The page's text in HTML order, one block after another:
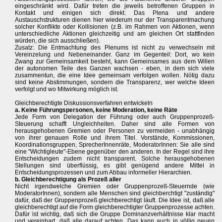
eingeschränkt wird. Dafür treten die jeweils betroffenen Gruppen in
Kontakt und einigen sich direkt. Das Plena und andere
Austauschstrukturen dienen hier wiederum nur der Transparentmachung
solcher Konflikte oder Kollisionen (z.B. im Rahmen von Aktionen, wenn
unterschiedliche Aktionen gleichzeitig und am gleichen Ort stattfinden
würden, die sich ausschließen).
Zusatz: Die Entmachtung des Plenums ist nicht zu verwechseln mit
Vereinzelung und Nebeneinander. Ganz im Gegenteil: Dort, wo kein
Zwang zur Gemeinsamkeit besteht, kann Gemeinsames aus dem Willen
der autonomen Teile des Ganzen wachsen - eben, in dem sich viele
zusammentun, die eine Idee gemeinsam verfolgen wollen. Nötig dazu
sind keine Abstimmungen, sondern die Transparenz, wer welche Ideen
verfolgt und wo Mitwirkung möglich ist.
Gleichberechtigte Diskussionsverfahren entwickeln
a. Keine Führungspersonen, keine Moderation, keine Räte
Jede Form von Delegation der Führung oder auch Gruppenprozeß-
Steuerung schafft Ungleichheiten. Daher sind alle Formen von
herausgehobenen Gremien oder Personen zu vermeiden - unabhängig
von ihrer genauen Rolle und ihrem Titel. Vorstände, Kommissionen,
Koordinationsgruppen, SprecherInnenräte, ModeratorInnen: Sie alle sind
eine "Wichtigleute"-Ebene gegenüber den anderen. In der Regel sind ihre
Entscheidungen zudem nicht transparent. Solche herausgehobenen
Stellungen sind überflüssig, es gibt genügend andere Mittel in
Entscheidungsprozessen und zum Abbau informeller Hierarchien.
b. Gleichberechtigung als Prozeß aller
Nicht irgendwelche Gremien oder Gruppenprozeß-Steuernde (wie
ModeratorInnen), sondern alle Menschen sind gleichberchtigt "zuständig"
dafür, daß der Gruppenprozeß gleichberechtigt läuft. Die Idee ist, daß alle
gleichberechtigt auf die Form gleichberechtigter Gruppenprozesse achten.
Dafür ist wichtig, daß sich die Gruppe Dominanzverhältnisse klar macht